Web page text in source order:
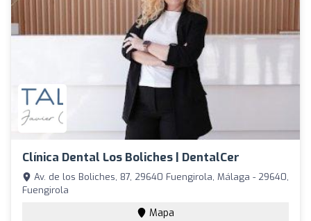
Clínica Dental Los Boliches | DentalCer
Av. de los Boliches, 87, 29640 Fuengirola, Málaga - 29640,
Fuengirola
Mapa